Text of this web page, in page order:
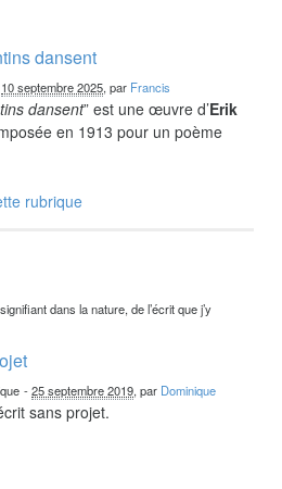
dansent
10 septembre 2025, par Francis
dansent” est une œuvre d’Erik
en 1913 pour un poème
rubrique
dans la nature, de l’écrit que j’y
-25 septembre 2019, par Dominique
sans projet.